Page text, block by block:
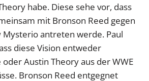
habe. Diese sehe vor, dass
mit Bronson Reed gegen
Mysterio antreten werde. Paul
diese Vision entweder
Austin Theory aus der WWE
Bronson Reed entgegnet